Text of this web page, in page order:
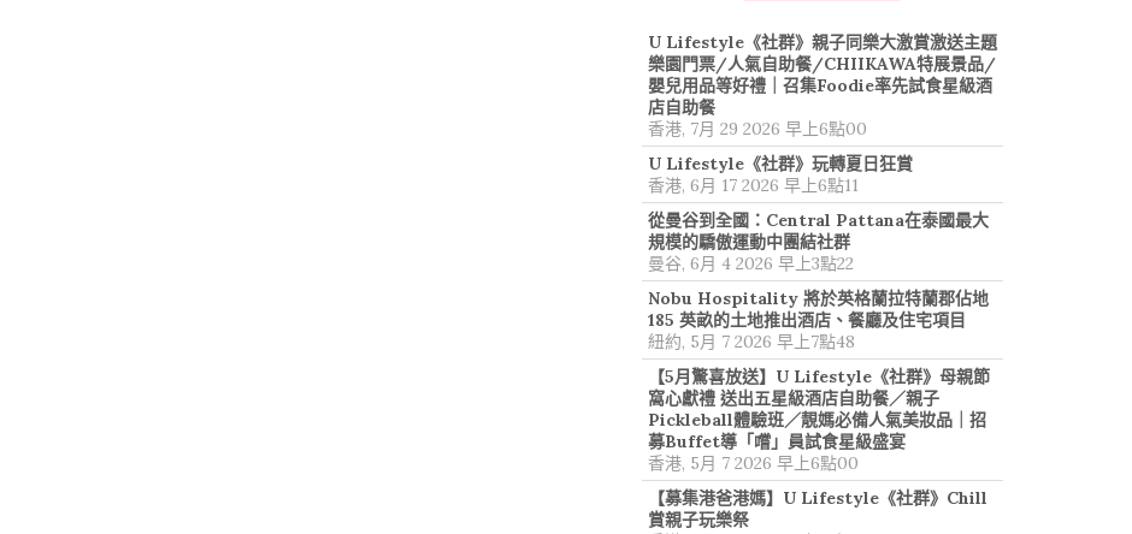
U Lifestyle《社群》親子同樂大激賞激送主題
樂園門票/人氣自助餐/CHIIKAWA特展景品/
嬰兒用品等好禮｜召集Foodie率先試食星級酒
店自助餐
香港, 7月 29 2026 早上6點00
U Lifestyle《社群》玩轉夏日狂賞
香港, 6月 17 2026 早上6點11
從曼谷到全國：Central Pattana在泰國最大
規模的驕傲運動中團結社群
曼谷, 6月 4 2026 早上3點22
Nobu Hospitality 將於英格蘭拉特蘭郡佔地
185 英畝的土地推出酒店、餐廳及住宅項目
紐約, 5月 7 2026 早上7點48
【5月驚喜放送】U Lifestyle《社群》母親節
窩心獻禮 送出五星級酒店自助餐／親子
Pickleball體驗班／靚媽必備人氣美妝品｜招
募Buffet導「嚐」員試食星級盛宴
香港, 5月 7 2026 早上6點00
【募集港爸港媽】U Lifestyle《社群》Chill
賞親子玩樂祭